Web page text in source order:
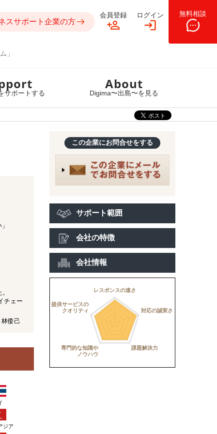
」
スサポート企業の方
会員登録 ログイン 無料相談
サポートする
About
Digima〜出島〜を見る
チェー
倭己
ジア
この企業にお問合せをする
サポート範囲
会社の特徴
会社情報